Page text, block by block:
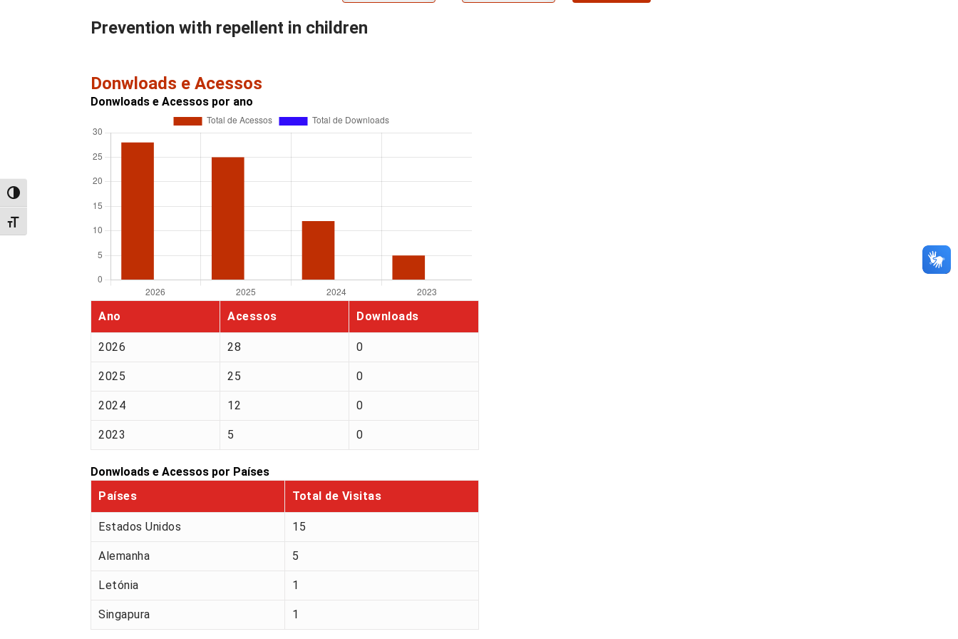
Alternar alto contraste
Alternar tamanho da fonte
Prevention with repellent in children
Donwloads e Acessos
Donwloads e Acessos por ano
Ano Acessos Downloads
2026 28 0
2025 25 0
2024 12 0
2023 5 0
Donwloads e Acessos por Países
Países
Total de Visitas
Estados Unidos 15
Alemanha 5
Letónia 1
Singapura 1